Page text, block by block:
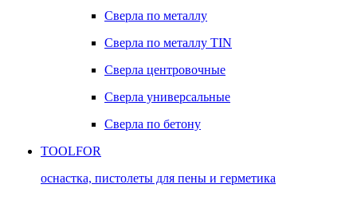
Сверла по металлу
Сверла по металлу TIN
Сверла центровочные
Сверла универсальные
Сверла по бетону
TOOLFOR
оснастка, пистолеты для пены и герметика